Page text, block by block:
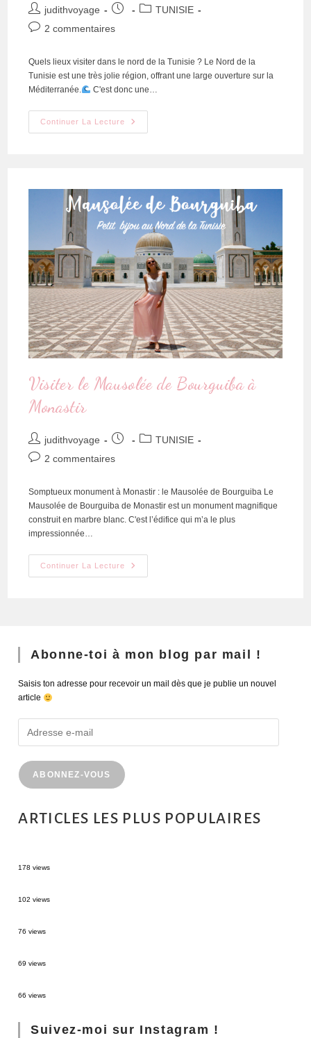
judithvoyage
TUNISIE
2 commentaires
Quels lieux visiter dans le nord de la Tunisie ? Le Nord de la
Tunisie est une très jolie région, offrant une large ouverture sur la
Méditerranée.
C'est donc une…
Continuer La Lecture
Visiter le Mausolée de Bourguiba à
Monastir
judithvoyage
TUNISIE
2 commentaires
Somptueux monument à Monastir : le Mausolée de Bourguiba Le
Mausolée de Bourguiba de Monastir est un monument magnifique
construit en marbre blanc. C'est l’édifice qui m’a le plus
impressionnée…
Continuer La Lecture
Abonne-toi à mon blog par mail !
Saisis ton adresse pour recevoir un mail dès que je publie un nouvel
article
ABONNEZ-VOUS
ARTICLES LES PLUS POPULAIRES
178 views
102 views
76 views
69 views
66 views
Suivez-moi sur Instagram !